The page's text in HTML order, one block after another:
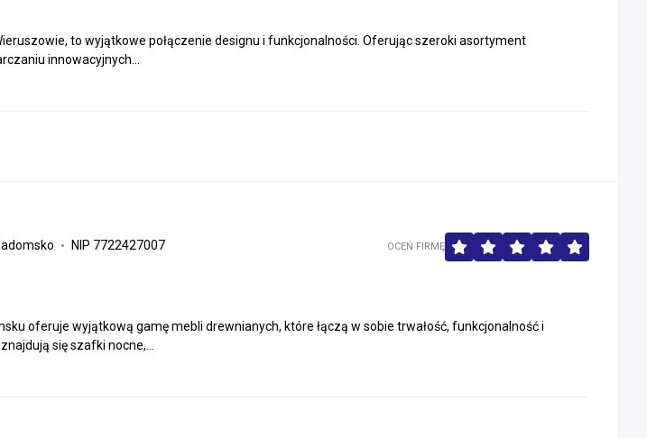
to wyjątkowe połączenie designu i funkcjonalności. Oferując szeroki asortyment
innowacyjnych...
NIP 7722427007
oferuje wyjątkową gamę mebli drewnianych, które łączą w sobie trwałość, funkcjonalność i
się szafki nocne,...
OCEŃ FIRMĘ